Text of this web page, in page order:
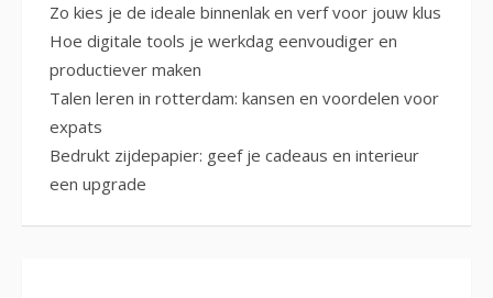
Zo kies je de ideale binnenlak en verf voor jouw klus
Hoe digitale tools je werkdag eenvoudiger en
productiever maken
Talen leren in rotterdam: kansen en voordelen voor
expats
Bedrukt zijdepapier: geef je cadeaus en interieur
een upgrade